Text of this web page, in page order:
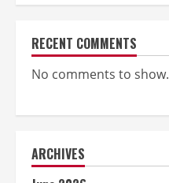
RECENT COMMENTS
No comments to show.
ARCHIVES